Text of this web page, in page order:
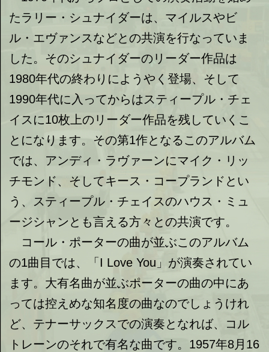
たラリー・シュナイダーは、マイルスやビ
ル・エヴァンスなどとの共演を行なっていま
した。そのシュナイダーのリーダー作品は
1980年代の終わりにようやく登場、そして
1990年代に入ってからはスティープル・チェ
イスに10枚上のリーダー作品を残していくこ
とになります。その第1作となるこのアルバム
では、アンディ・ラヴァーンにマイク・リッ
チモンド、そしてキース・コープランドとい
う、スティープル・チェイスのハウス・ミュ
ージシャンとも言える方々との共演です。
コール・ポーターの曲が並ぶこのアルバム
の1曲目では、「I Love You」が演奏されてい
ます。大有名曲が並ぶポーターの曲の中にあ
っては控えめな知名度の曲なのでしょうけれ
ど、テナーサックスでの演奏となれば、コル
トレーンのそれで有名な曲です。1957年8月16